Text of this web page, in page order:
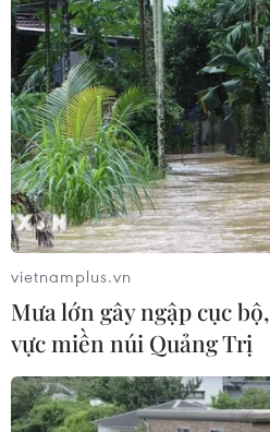
vietnamplus.vn
Mưa lớn gây ngập cục
vực miền núi Quảng Trị